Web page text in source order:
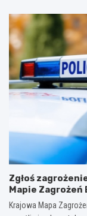
Zgłoś
Mapie
Krajowa Mapa